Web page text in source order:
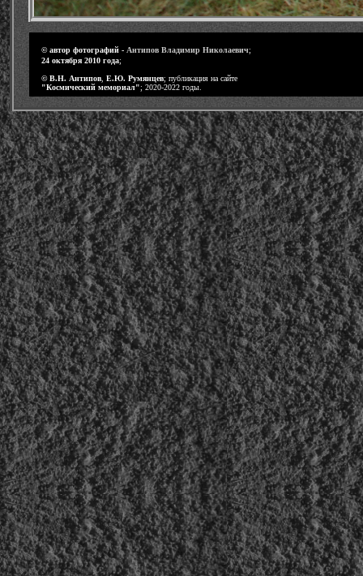
©автор фотографий - Антипов Владимир Николаевич;
24 октября 2010 года;
©В.Н. Антипов, Е.Ю. Румянцев; публикация на сайте
"Космический мемориал"; 2020-2022 годы.